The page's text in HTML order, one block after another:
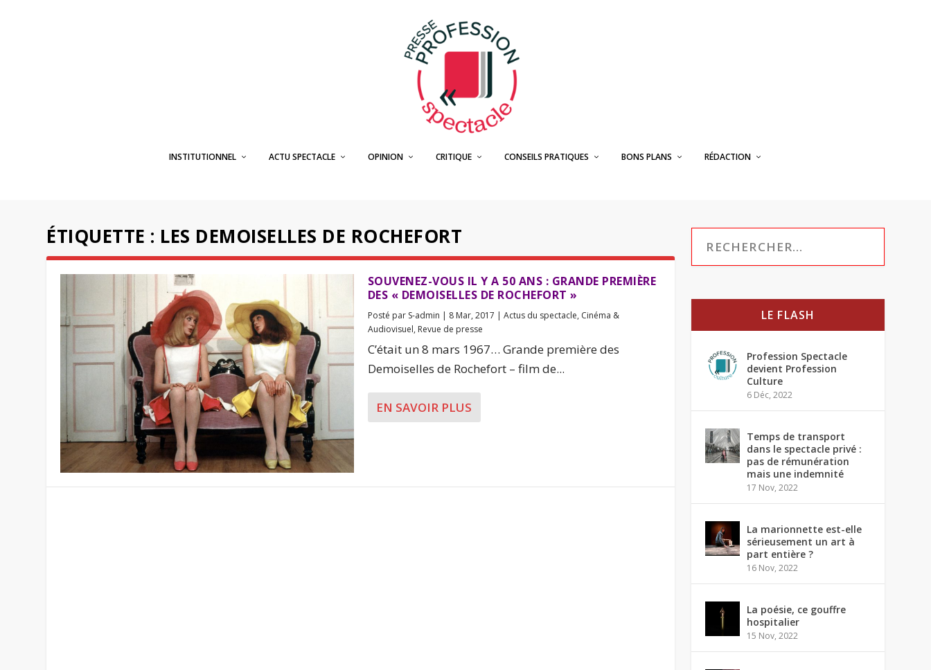
INSTITUTIONNEL ACTU SPECTACLE OPINION CRITIQUE CONSEILS PRATIQUES BONS PLANS RÉDACTION
ÉTIQUETTE : LES DEMOISELLES DE ROCHEFORT
SOUVENEZ-VOUS IL Y A 50 ANS : GRANDE PREMIÈRE
DES « DEMOISELLES DE ROCHEFORT »
Posté par S-admin | 8 Mar, 2017 | Actus du spectacle, Cinéma &
Audiovisuel, Revue de presse
C’était un 8 mars 1967… Grande première des
Demoiselles de Rochefort – film de...
EN SAVOIR PLUS
LE FLASH
Profession Spectacle
devient Profession
Culture
6 Déc, 2022
Temps de transport
dans le spectacle privé :
pas de rémunération
mais une indemnité
17 Nov, 2022
La marionnette est-elle
sérieusement un art à
part entière ?
16 Nov, 2022
La poésie, ce gouffre
hospitalier
15 Nov, 2022